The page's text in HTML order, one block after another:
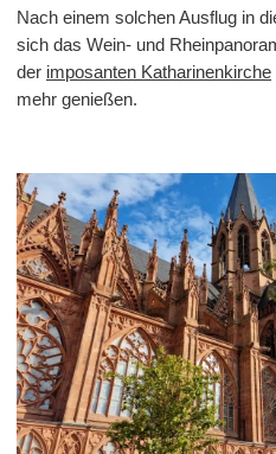
Nach einem solchen Ausflug in
sich das Wein- und
der imposanten Katharinenkirche
mehr genießen.